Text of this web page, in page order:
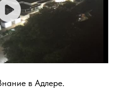
в Адлере.